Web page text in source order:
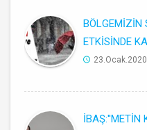
BÖLGEMİZİN
ETKİSİNDE
İBAŞ:''METİN